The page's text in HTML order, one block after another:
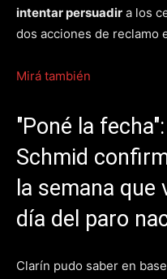
intentar persuadir a los
dos acciones de reclamo
Mirá también
"Poné la
Schmid
la semana que
día del paro
Clarín pudo saber en